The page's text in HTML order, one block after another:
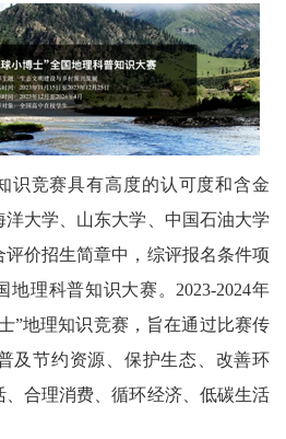
识竞赛具有高度的认可度和含金
大学、山东大学、中国石油大学
价招生简章中，综评报名条件项
地理科普知识大赛。2023-2024年
”地理知识竞赛，旨在通过比赛传
及节约资源、保护生态、改善环
合理消费、循环经济、低碳生活